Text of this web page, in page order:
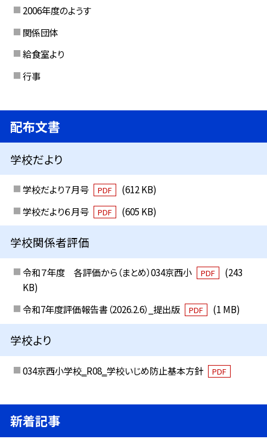
2006年度のようす
関係団体
給食室より
行事
配布文書
学校だより
学校だより７月号 PDF
(612 KB)
学校だより６月号
PDF (605 KB)
学校関係者評価
令和７年度 各評価から（まとめ）034京西小 PDF
(243
KB)
令和7年度評価報告書（2026.2.6）_提出版
PDF (1 MB)
学校より
034京西小学校‗R08‗学校いじめ防止基本方針 PDF
新着記事